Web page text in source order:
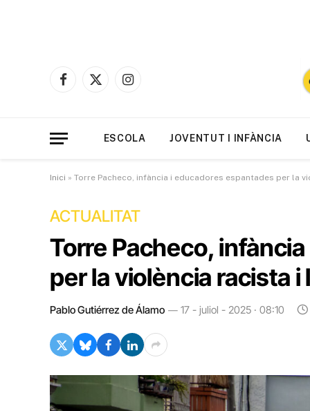
Facebook
X
Instagram
ESCOLA JOVENTUT I INFÀNCIA
Inici » Torre Pacheco, infància i educadores espantades per la
ACTUALITAT
Torre Pacheco,
per la violència racista
Pablo Gutiérrez de Álamo 17 - juliol - 2025 · 08:10